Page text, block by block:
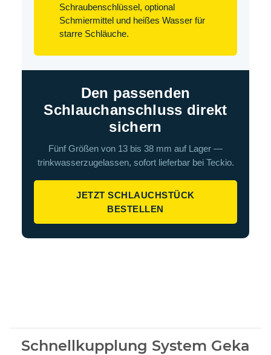
Schraubenschlüssel, optional
Schmiermittel und heißes Wasser für
starre Schläuche.
Den passenden
Schlauchanschluss direkt
sichern
Fünf Größen von 13 bis 38 mm auf Lager —
trinkwasserzugelassen, sofort lieferbar bei Teckio.
JETZT SCHLAUCHSTÜCK
BESTELLEN
Schnellkupplung System Geka